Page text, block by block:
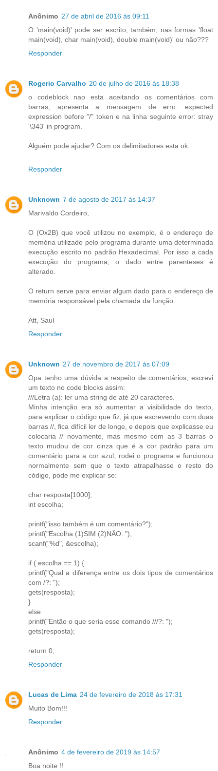
Anônimo 27 de abril de 2016 às 09:11
O 'main(void)' pode ser escrito, também, nas formas 'float
main(void), char main(void), double main(void)' ou não???
Responder
Rogerio Carvalho 20 de julho de 2016 às 18:38
o codeblock nao esta aceitando os comentários com
barras, apresenta a mensagem de erro: expected
expression before "/" token e na linha seguinte error: stray
'\343' in program.
Alguém pode ajudar? Com os delimitadores esta ok.
Responder
Unknown 7 de agosto de 2017 às 14:37
Marivaldo Cordeiro,
O (Ox2B) que você utilizou no exemplo, é o endereço de
memória utilizado pelo programa durante uma determinada
execução escrito no padrão Hexadecimal. Por isso a cada
execução do programa, o dado entre parenteses é
alterado.
O return serve para enviar algum dado para o endereço de
memória responsável pela chamada da função.
Att, Saul
Responder
Unknown 27 de novembro de 2017 às 07:09
Opa tenho uma dúvida a respeito de comentários, escrevi
um texto no code blocks assim:
///Letra (a): ler uma string de até 20 caracteres.
Minha intenção era só aumentar a visibilidade do texto,
para explicar o código que fiz, já que escrevendo com duas
barras //, fica difícil ler de longe, e depois que explicasse eu
colocaria // novamente, mas mesmo com as 3 barras o
texto mudou de cor cinza que é a cor padrão para um
comentário para a cor azul, rodei o programa e funcionou
normalmente sem que o texto atrapalhasse o resto do
código, pode me explicar se:
char resposta[1000];
int escolha;
printf("isso também é um comentário?");
printf("Escolha (1)SIM (2)NÂO: ");
scanf("%d", &escolha);
if ( escolha == 1) {
printf("Qual a diferença entre os dois tipos de comentários
com /?: ");
gets(resposta);
}
else
printf("Então o que seria esse comando ///?: ");
gets(resposta);
return 0;
Responder
Lucas de Lima 24 de fevereiro de 2018 às 17:31
Muito Bom!!!
Responder
Anônimo 4 de fevereiro de 2019 às 14:57
Boa noite !!